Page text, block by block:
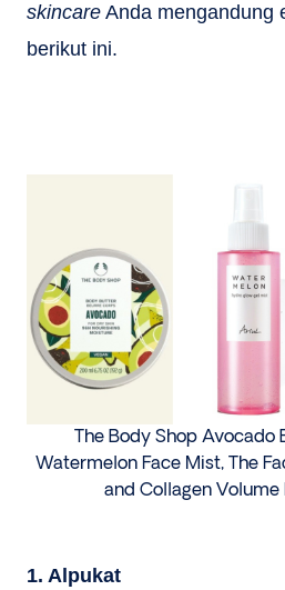
skincare Anda mengandung
berikut ini.
The Body Shop Avocado
Watermelon Face Mist, The
and Collagen
1. Alpukat